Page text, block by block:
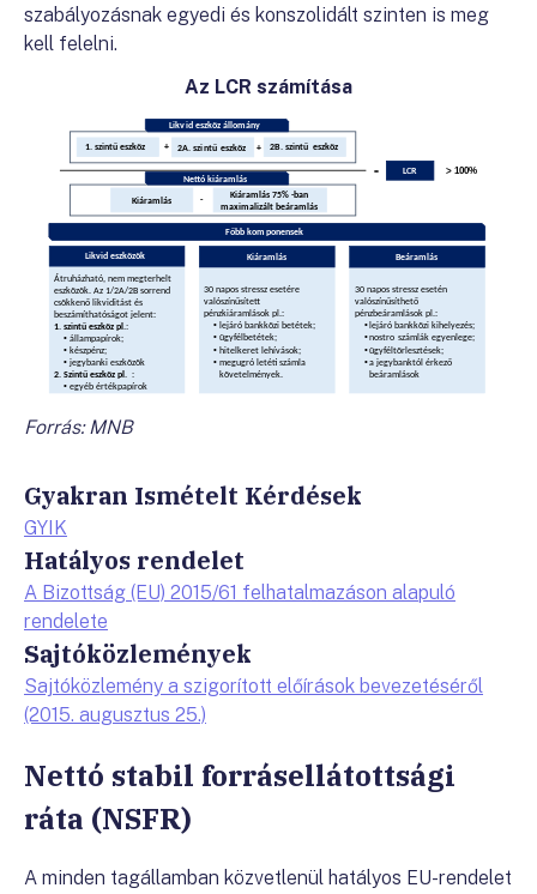
szabályozásnak egyedi és konszolidált szinten is meg
kell felelni.
Az LCR számítása
Forrás:MNB
Gyakran Ismételt Kérdések
GYIK
Hatályos rendelet
A Bizottság (EU) 2015/61 felhatalmazáson alapuló
rendelete
Sajtóközlemények
Sajtóközlemény a szigorított előírások bevezetéséről
(2015. augusztus 25.)
Nettó stabil forrásellátottsági
ráta (NSFR)
A minden tagállamban közvetlenül hatályos EU-rendelet